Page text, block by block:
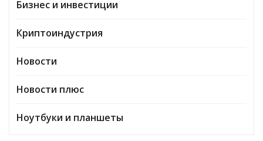
Бизнес и инвестиции
Криптоиндустрия
Новости
Новости плюс
Ноутбуки и планшеты